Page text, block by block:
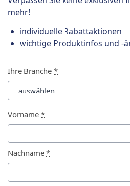
mehr!
individuelle Rabattaktionen
wichtige Produktinfos und -
Ihre Branche *
Vorname *
Nachname *